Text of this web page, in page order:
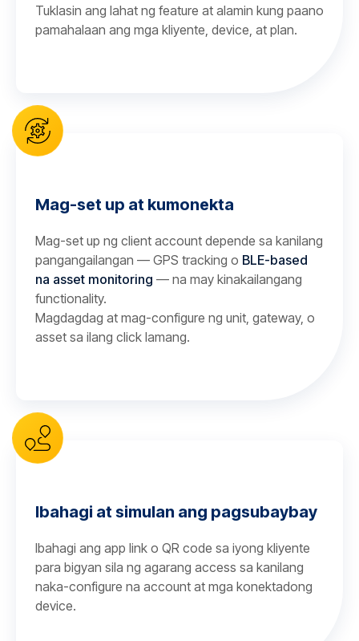
Tuklasin ang lahat ng feature at alamin kung paano
pamahalaan ang mga kliyente, device, at plan.
Mag-set up at kumonekta
Mag-set up ng client account depende sa kanilang
pangangailangan — GPS tracking o BLE-based
na asset monitoring — na may kinakailangang
functionality.
Magdagdag at mag-configure ng unit, gateway, o
asset sa ilang click lamang.
Ibahagi at simulan ang pagsubaybay
Ibahagi ang app link o QR code sa iyong kliyente
para bigyan sila ng agarang access sa kanilang
naka-configure na account at mga konektadong
device.